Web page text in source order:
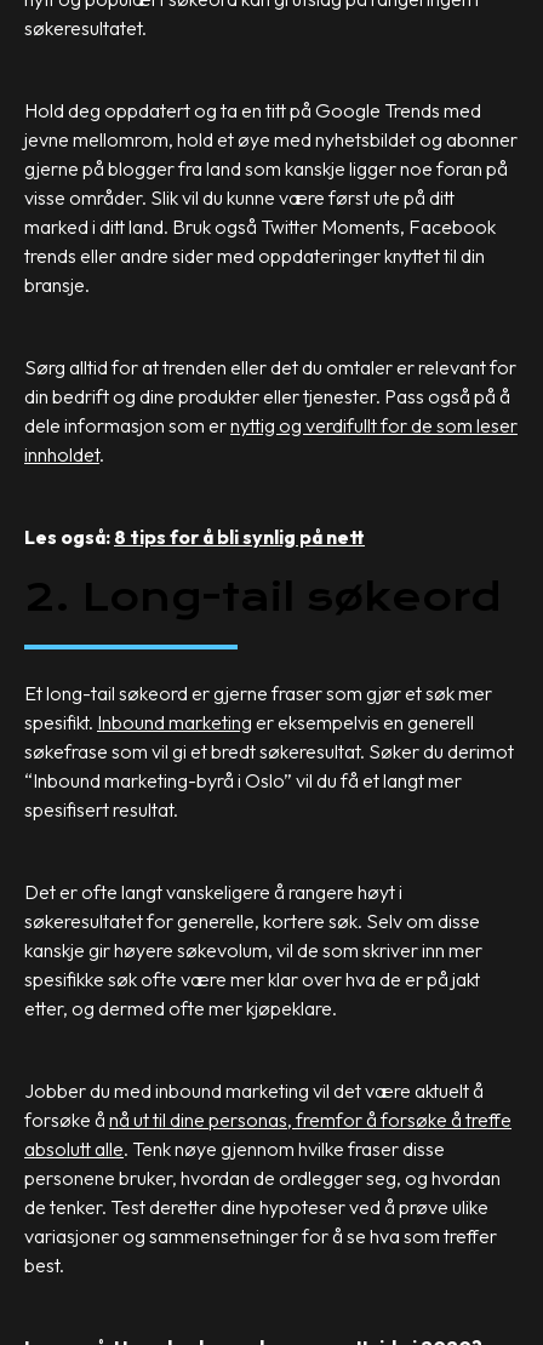
søkeresultatet.
Hold deg oppdatert og ta en titt på Google Trends med
jevne mellomrom, hold et øye med nyhetsbildet og abonner
gjerne på blogger fra land som kanskje ligger noe foran på
visse områder. Slik vil du kunne være først ute på ditt
marked i ditt land. Bruk også Twitter Moments, Facebook
trends eller andre sider med oppdateringer knyttet til din
bransje.
Sørg alltid for at trenden eller det du omtaler er relevant for
din bedrift og dine produkter eller tjenester. Pass også på å
dele informasjon som ernyttig og verdifullt for de som leser
innholdet.
Les også: 8 tips for å bli synlig på nett
2. Long-tail søkeord
Et long-tail søkeord er gjerne fraser som gjør et søk mer
spesifikt. Inbound marketing er eksempelvis en generell
søkefrase som vil gi et bredt søkeresultat. Søker du derimot
“Inbound marketing-byrå i Oslo” vil du få et langt mer
spesifisert resultat.
Det er ofte langt vanskeligere å rangere høyt i
søkeresultatet for generelle, kortere søk. Selv om disse
kanskje gir høyere søkevolum, vil de som skriver inn mer
spesifikke søk ofte være mer klar over hva de er på jakt
etter, og dermed ofte mer kjøpeklare.
Jobber du med inbound marketing vil det være aktuelt å
forsøke å nå ut til dine personas, fremfor å forsøke å treffe
absolutt alle. Tenk nøye gjennom hvilke fraser disse
personene bruker, hvordan de ordlegger seg, og hvordan
de tenker. Test deretter dine hypoteser ved å prøve ulike
variasjoner og sammensetninger for å se hva som treffer
best.